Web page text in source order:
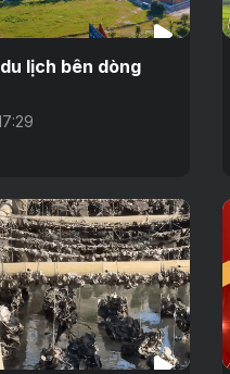
lịch bên dòng